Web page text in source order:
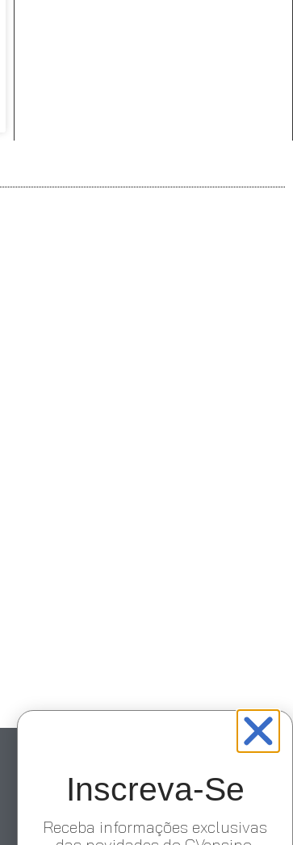
Inscreva-Se
Receba informações exclusivas